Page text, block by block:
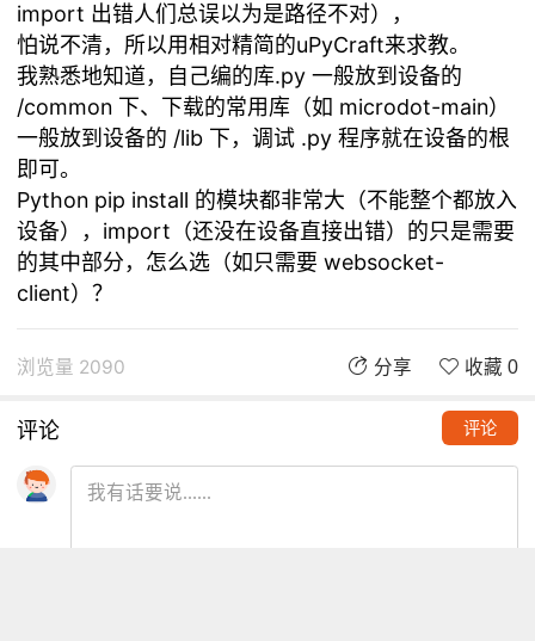
import 出错人们总误以为是路径不对），
怕说不清，所以用相对精简的uPyCraft来求教。
我熟悉地知道，自己编的库.py 一般放到设备的
/common 下、下载的常用库（如 microdot-main）
一般放到设备的 /lib 下，调试 .py 程序就在设备的根
即可。
Python pip install 的模块都非常大（不能整个都放入
设备），import（还没在设备直接出错）的只是需要
的其中部分，怎么选（如只需要 websocket-
client）？
浏览量 2090 分享 收藏 0
评论 评论